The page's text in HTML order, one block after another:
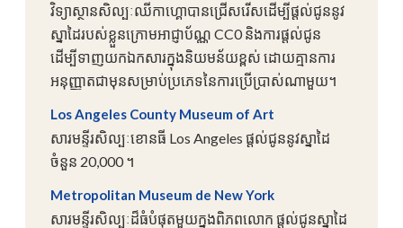
វិទ្យាស្ថានសិល្បៈឈីកាហ្គោបានជ្រើសរើសដើម្បីផ្តល់ជូននូវ
ស្នាដៃរបស់ខ្លួនក្រោមអាជ្ញាប័ណ្ណ CC0 និងការផ្តល់ជូន
ដើម្បីទាញយកឯកសារក្នុងនិយមន័យខ្ពស់ ដោយគ្មានការ
អនុញ្ញាតជាមុនសម្រាប់ប្រភេទនៃការប្រើប្រាស់ណាមួយ។
Los Angeles County Museum of Art
សារមន្ទីរសិល្បៈខោនធី Los Angeles ផ្តល់ជូននូវស្នាដៃ
ចំនួន 20,000 ។
Metropolitan Museum de New York
សារមន្ទីរសិល្បៈដ៏ធំបំផុតមួយក្នុងពិភពលោក ផ្តល់ជូនស្នាដៃ